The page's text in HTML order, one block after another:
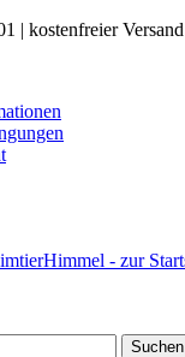
| kostenfreier Versand
Suchen